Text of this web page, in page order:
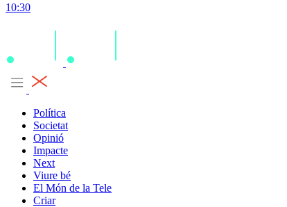
10:30
Política
Societat
Opinió
Impacte
Next
Viure bé
El Món de la Tele
Criar